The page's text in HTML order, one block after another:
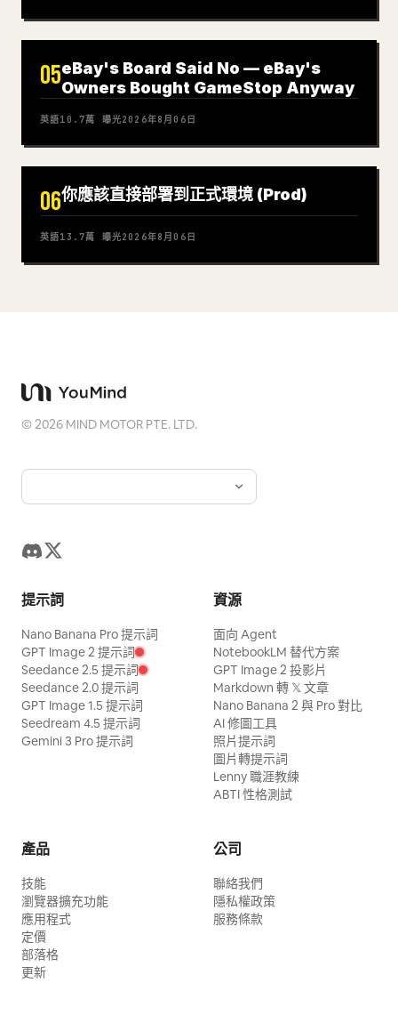
05eBay's Board Said No — eBay's
Owners Bought GameStop Anyway
英語10.7萬 曝光2026年8月06日
06你應該直接部署到正式環境 (Prod)
英語13.7萬 曝光2026年8月06日
©2026 MIND MOTOR PTE. LTD.
提示詞
Nano Banana Pro 提示詞
GPT Image 2 提示詞
Seedance 2.5 提示詞
Seedance 2.0 提示詞
GPT Image 1.5 提示詞
Seedream 4.5 提示詞
Gemini 3 Pro 提示詞
資源
面向 Agent
NotebookLM 替代方案
GPT Image 2 投影片
Markdown 轉 𝕏 文章
Nano Banana 2 與 Pro 對比
AI 修圖工具
照片提示詞
圖片轉提示詞
Lenny 職涯教練
ABTI 性格測試
產品
技能
瀏覽器擴充功能
應用程式
定價
部落格
更新
公司
聯絡我們
隱私權政策
服務條款